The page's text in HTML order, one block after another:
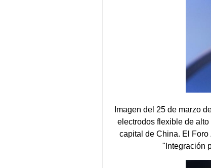
Imagen del 25 de marzo
electrodos flexible de
capital de China. El
"Integración